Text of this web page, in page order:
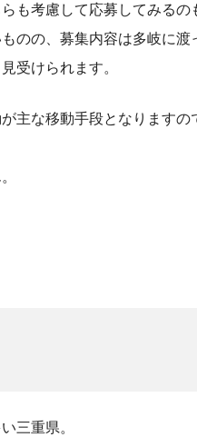
も考慮して応募してみるの
のの、募集内容は多岐に渡
受けられます。
主な移動手段となりますの
三重県。